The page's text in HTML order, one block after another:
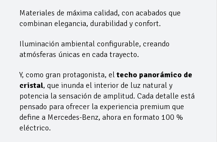
Materiales de máxima calidad, con acabados que
combinan elegancia, durabilidad y confort.
Iluminación ambiental configurable, creando
atmósferas únicas en cada trayecto.
Y, como gran protagonista, eltecho panorámico de
cristal, que inunda el interior de luz natural y
potencia la sensación de amplitud. Cada detalle está
pensado para ofrecer la experiencia premium que
define a Mercedes-Benz, ahora en formato 100 %
eléctrico.